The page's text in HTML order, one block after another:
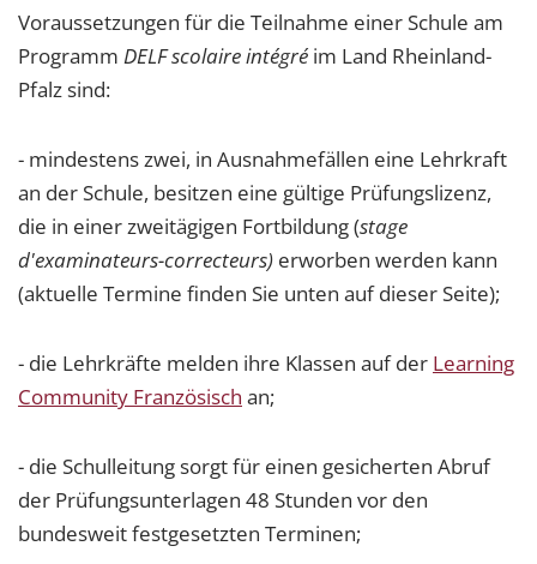
Voraussetzungen für die Teilnahme einer Schule am
Programm DELF scolaire intégré im Land Rheinland-
Pfalz sind:
- mindestens zwei, in Ausnahmefällen eine Lehrkraft
an der Schule, besitzen eine gültige Prüfungslizenz,
die in einer zweitägigen Fortbildung (stage
d'examinateurs-correcteurs) erworben werden kann
(aktuelle Termine finden Sie unten auf dieser Seite);
- die Lehrkräfte melden ihre Klassen auf der Learning
Community Französisch an;
- die Schulleitung sorgt für einen gesicherten Abruf
der Prüfungsunterlagen 48 Stunden vor den
bundesweit festgesetzten Terminen;